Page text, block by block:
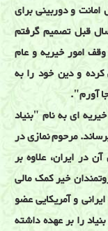
و دوربینی برای
قبل تصمیم گرفتم
امور خیریه و عام
و دین خود را به
آورم".
ای به نام "بنیاد
مرحوم نمازی در
در ایران، علاوه بر
خیر کمک مالی
برجسته ایرانی و آمریکایی عضو
بنیاد را بر عهده داشته